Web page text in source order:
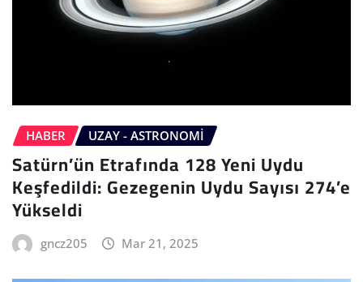
HABER UZAY - ASTRONOMI
Satürn’ün Etrafında 128 Yeni Uydu
Keşfedildi: Gezegenin Uydu Sayısı 274’e
Yükseldi
gncz205 Mar 21, 2025